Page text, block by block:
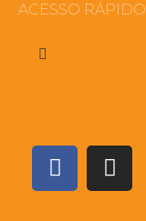
ACESSO RÁPIDO